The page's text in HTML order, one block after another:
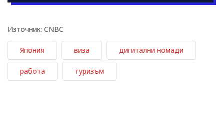
Източник: CNBC
Япония виза дигитални номади
работа туризъм